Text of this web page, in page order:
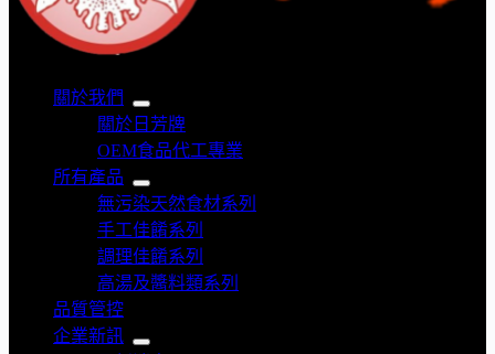
關於我們
關於日芳牌
OEM食品代工專業
所有產品
無污染天然食材系列
手工佳餚系列
調理佳餚系列
高湯及醬料類系列
品質管控
企業新訊